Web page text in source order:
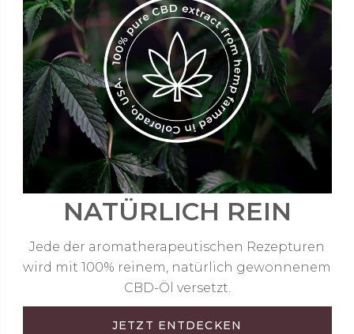
NATÜRLICH REIN
Jede der aromatherapeutischen Rezepturen
wird mit 100% reinem, natürlich gewonnenem
CBD-Öl versetzt.
JETZT ENTDECKEN